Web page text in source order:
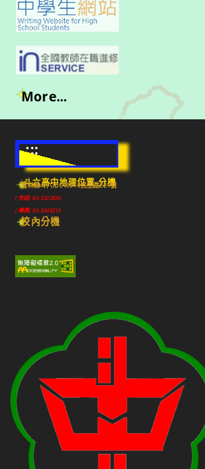
More...
:::
斗六高中地理位置-分機
雲林縣斗六市640010民生路224號
(市話) 05-5322039
(傳真) 05-5348213
校內分機